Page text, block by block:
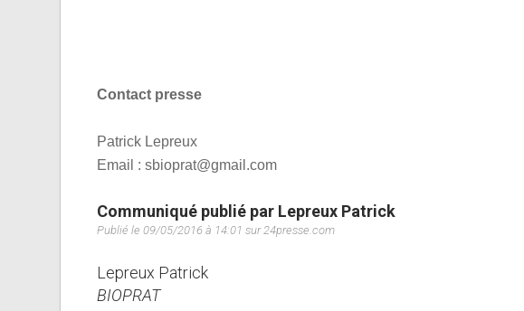
Contact presse
Patrick Lepreux
Email :sbioprat@gmail.com
Communiqué publié par Lepreux Patrick
Publié le 09/05/2016 à 14:01 sur 24presse.com
Lepreux Patrick
BIOPRAT